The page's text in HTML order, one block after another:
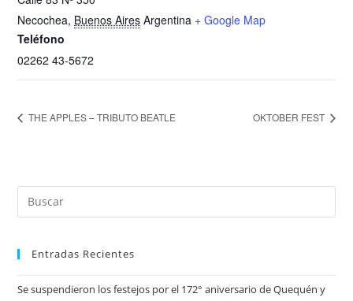
Necochea, Buenos Aires Argentina + Google Map
Teléfono
02262 43-5672
THE APPLES – TRIBUTO BEATLE OKTOBER FEST
Entradas Recientes
Se suspendieron los festejos por el 172° aniversario de Quequén y